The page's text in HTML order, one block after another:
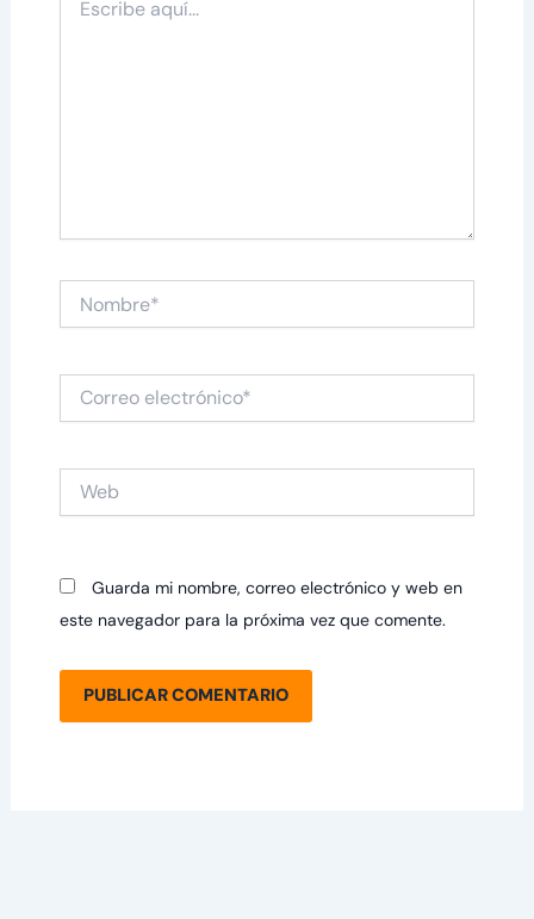
aquí...
Correo
electrónico*
Guarda mi nombre, correo electrónico y web en
este navegador para la próxima vez que comente.